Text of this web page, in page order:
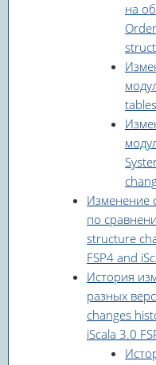
на
Изменение
по
structure
FSP4 and
История
разных
changes
iScala 3.0